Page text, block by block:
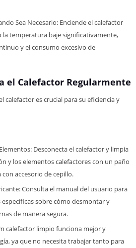
Sea Necesario: Enciende el calefactor
la temperatura baje significativamente,
y el consumo excesivo de
el Calefactor Regularmente
calefactor es crucial para su eficiencia y
Desconecta el calefactor y limpia
y los elementos calefactores con un paño
accesorio de cepillo.
Consulta el manual del usuario para
sobre cómo desmontar y
de manera segura.
calefactor limpio funciona mejor y
ya que no necesita trabajar tanto para